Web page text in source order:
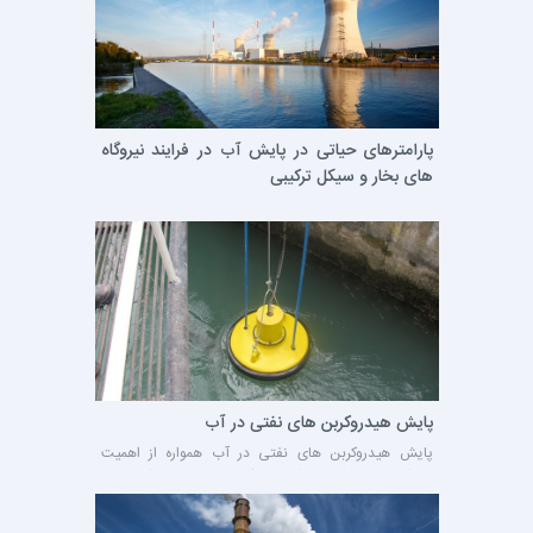
23 دی 1398
پارامترهای حیاتی در پایش آب در فرایند نیروگاه
های بخار و سیکل ترکیبی
هزینه های اضافی در نیروگاه ها،به کارگیری یک طراحی دقیق
در واحد آنالیز آب و بخار (SWAS) و استفاده از تجهیزات
آنالیز کارآمد و با کیفیت است.
21 بهمن 1396
پایش هیدروکربن های نفتی در آب
پایش هیدروکربن های نفتی در آب همواره از اهمیت
بسزایی برخوردار بوده است. ترکیبات نفتی معمولا انحلال
پذیری بسیار پایینی در آب دارند و حضور مقادیر بسیار کم
محلول در آب از این مواد سبب ایجاد بوی نامطبوع می